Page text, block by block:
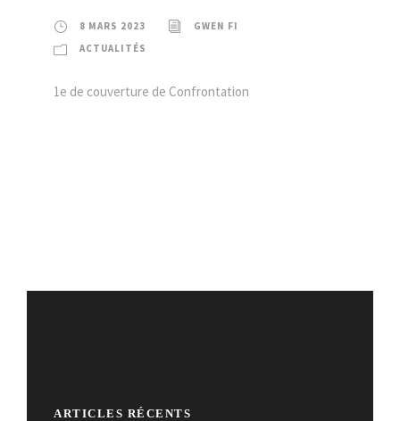
8 MARS 2023
GWEN FI
ACTUALITÉS
1e de couverture de Confrontation
ARTICLES RÉCENTS